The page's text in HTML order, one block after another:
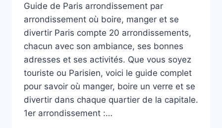
Guide de Paris arrondissement par
arrondissement où boire, manger et se
divertir Paris compte 20 arrondissements,
chacun avec son ambiance, ses bonnes
adresses et ses activités. Que vous soyez
touriste ou Parisien, voici le guide complet
pour savoir où manger, boire un verre et se
divertir dans chaque quartier de la capitale.
1er arrondissement :…